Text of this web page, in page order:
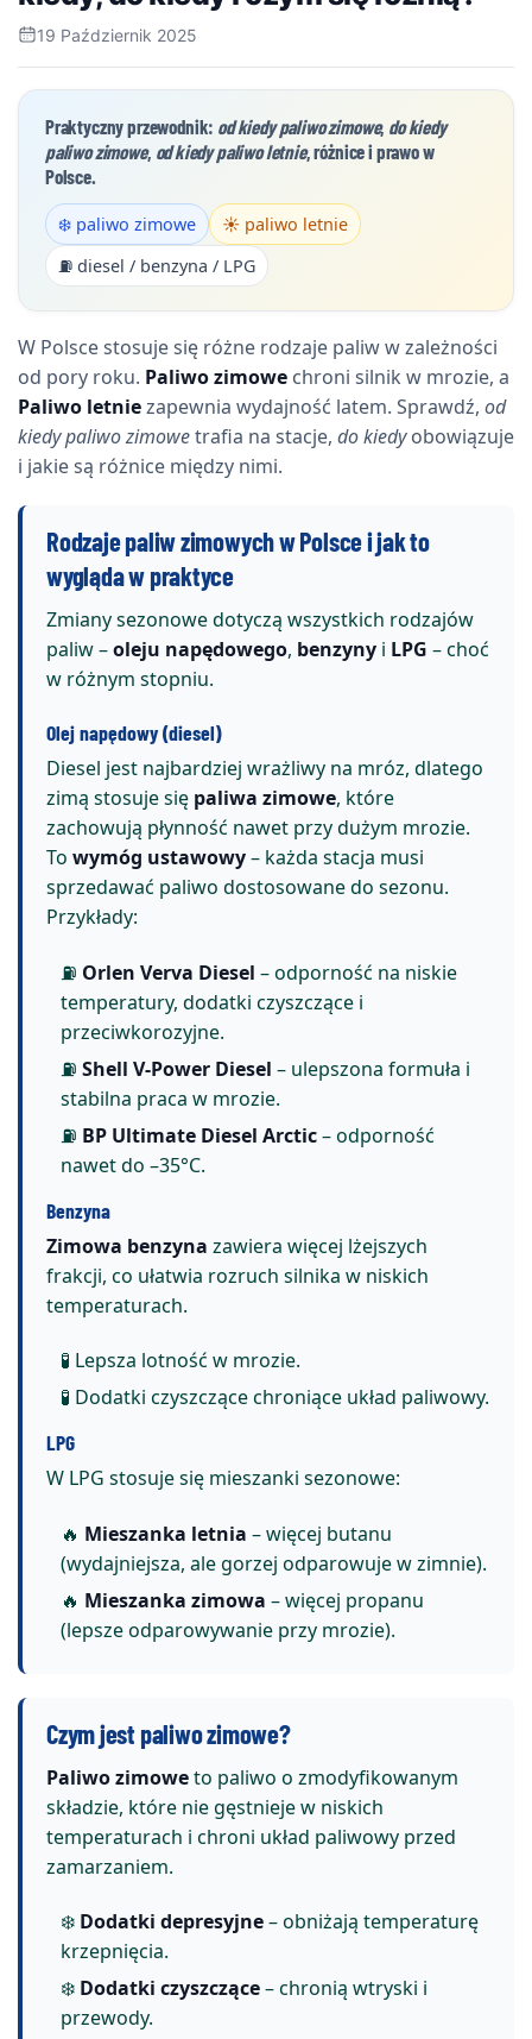
19 Październik 2025
Praktyczny przewodnik: od kiedy paliwo zimowe, do kiedy
paliwo zimowe, od kiedy paliwo letnie, różnice i prawo w
Polsce.
❄️ paliwo zimowe
☀️ paliwo letnie
⛽ diesel / benzyna / LPG
W Polsce stosuje się różne rodzaje paliw w zależności
od pory roku. Paliwo zimowe chroni silnik w mrozie, a
Paliwo letniezapewnia wydajność latem. Sprawdź, od
kiedy paliwo zimowetrafia na stacje, do kiedyobowiązuje
i jakie są różnice między nimi.
Rodzaje paliw zimowych w Polsce i jak to
wygląda w praktyce
Zmiany sezonowe dotyczą wszystkich rodzajów
paliw –oleju napędowego, benzyny i LPG – choć
w różnym stopniu.
Olej napędowy (diesel)
Diesel jest najbardziej wrażliwy na mróz, dlatego
zimą stosuje się paliwa zimowe, które
zachowują płynność nawet przy dużym mrozie.
To wymóg ustawowy– każda stacja musi
sprzedawać paliwo dostosowane do sezonu.
Przykłady:
⛽ Orlen Verva Diesel – odporność na niskie
temperatury, dodatki czyszczące i
przeciwkorozyjne.
⛽ Shell V-Power Diesel – ulepszona formuła i
stabilna praca w mrozie.
⛽ BP Ultimate Diesel Arctic– odporność
nawet do –35°C.
Benzyna
Zimowa benzyna zawiera więcej lżejszych
frakcji, co ułatwia rozruch silnika w niskich
temperaturach.
🧪 Lepsza lotność w mrozie.
🧪 Dodatki czyszczące chroniące układ paliwowy.
LPG
W LPG stosuje się mieszanki sezonowe:
🔥 Mieszanka letnia – więcej butanu
(wydajniejsza, ale gorzej odparowuje w zimnie).
🔥 Mieszanka zimowa – więcej propanu
(lepsze odparowywanie przy mrozie).
Czym jest paliwo zimowe?
Paliwo zimoweto paliwo o zmodyfikowanym
składzie, które nie gęstnieje w niskich
temperaturach i chroni układ paliwowy przed
zamarzaniem.
❄️ Dodatki depresyjne– obniżają temperaturę
krzepnięcia.
❄️ Dodatki czyszczące– chronią wtryski i
przewody.